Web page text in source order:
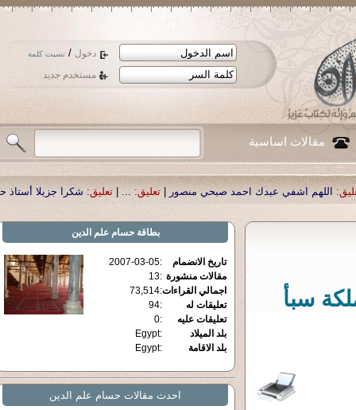
دخول / نسيت كلمة
مستخدم جديد
مقالات اساسية
صبحي منصور |تعليق: ...
| تعليق: شكرا جزيلا أستاذ حمد الحمد .أكرمكم الله . |
سبأ
بطاقةحسام علم الدين
تاريخ الانضمام :
2007-03-05
مقالات منشورة :
13
اجمالي القراءات:
73,514
تعليقات له
:
94
تعليقات عليه
:
0
بلد الميلاد
:
Egypt
بلد الاقامة
:
Egypt
احدث مقالات حسام علم الدين